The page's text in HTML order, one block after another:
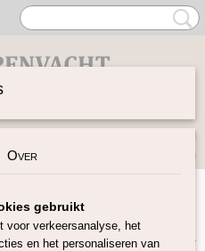
(0)
>Pinta
Over
gebruikt
voor verkeersanalyse, het
en het personaliseren van